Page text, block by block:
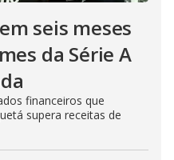
seis meses
da Série A
financeiros que
supera receitas de